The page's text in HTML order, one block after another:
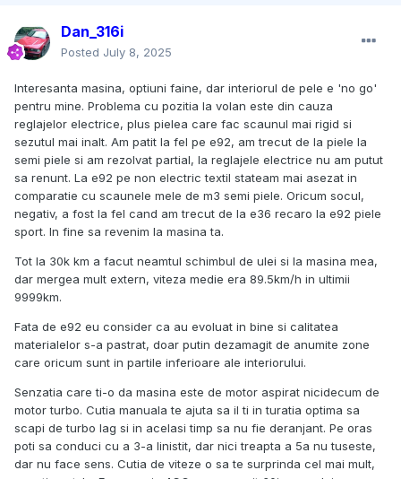
Dan_316i
Posted July 8, 2025
Interesanta masina, optiuni faine, dar interiorul de pele e 'no go'
pentru mine. Problema cu pozitia la volan este din cauza
reglajelor electrice, plus pielea care fac scaunul mai rigid si
sezutul mai inalt. Am patit la fel pe e92, am trecut de la piele la
semi piele si am rezolvat partial, la reglajele electrice nu am putut
sa renunt. La e92 pe non electric textil stateam mai asezat in
comparatie cu scaunele mele de m3 semi piele. Oricum socul,
negativ, a fost la fel cand am trecut de la e36 recaro la e92 piele
sport. In fine sa revenim la masina ta.
Tot la 30k km a facut neamtul schimbul de ulei si la masina mea,
dar mergea mult extern, viteza medie era 89.5km/h in ultimii
9999km.
Fata de e92 eu consider ca au evoluat in bine si calitatea
materialelor s-a pastrat, doar putin dezamagit de anumite zone
care oricum sunt in partile inferioare ale interiorului.
Senzatia care ti-o da masina este de motor aspirat nicidecum de
motor turbo. Cutia manuala te ajuta sa il ti in turatia optima sa
scapi de turbo lag si in acelasi timp sa nu fie deranjant. Pe oras
poti sa conduci cu a 3-a linistit, dar nici treapta a 5a nu tuseste,
dar nu face sens. Cutia de viteze o sa te surprinda cel mai mult,